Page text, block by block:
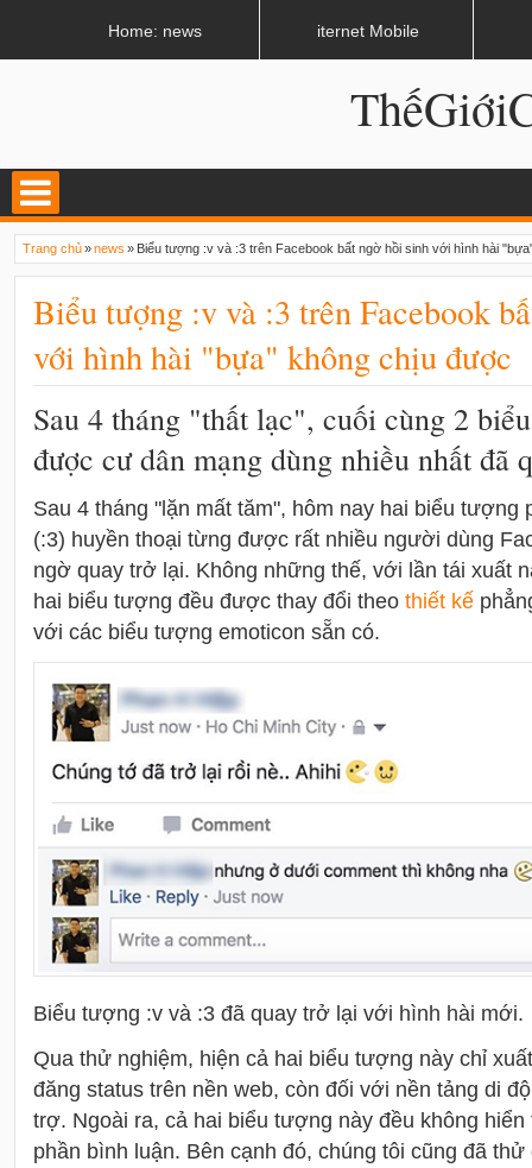
Trang chủ»news » Biểu tượng :v và :3 trên Facebook bất ngờ hồi sinh với hình hài
Biểu tượng :v và :3 trên Facebook
với hình hài "bựa" không chịu được
Sau 4 tháng "thất lạc", cuối cùng 2
được cư dân mạng dùng nhiều nhất đã
Sau 4 tháng "lặn mất tăm", hôm nay hai biểu tượng
(:3) huyền thoại từng được rất nhiều người dùng
ngờ quay trở lại. Không những thế, với lần tái xuất
hai biểu tượng đều được thay đổi theo thiết kế
với các biểu tượng emoticon sẵn có.
Biểu tượng :v và :3 đã quay trở lại với hình hài mới.
Qua thử nghiệm, hiện cả hai biểu tượng này chỉ
đăng status trên nền web, còn đối với nền tảng di
trợ. Ngoài ra, cả hai biểu tượng này đều không
phần bình luận. Bên cạnh đó, chúng tôi cũng đã
Home: news iternet Mobile